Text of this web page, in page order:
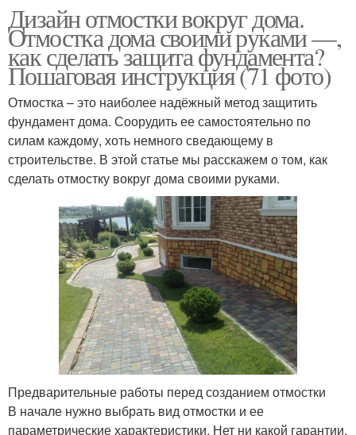
Дизайн отмостки вокруг дома.
Отмостка дома своими руками —,
как сделать защита фундамента?
Пошаговая инструкция (71 фото)
Отмостка – это наиболее надёжный метод защитить
фундамент дома. Соорудить ее самостоятельно по
силам каждому, хоть немного сведающему в
строительстве. В этой статье мы расскажем о том, как
сделать отмостку вокруг дома своими руками.
Предварительные работы перед созданием отмостки
В начале нужно выбрать вид отмостки и ее
параметрические характеристики. Нет ни какой гарантии,